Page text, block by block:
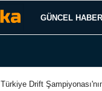
GÜNCEL
Türkiye Drift